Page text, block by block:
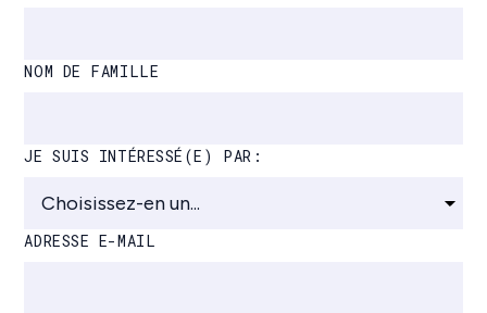
NOM DE FAMILLE
JE SUIS INTÉRESSÉ(E) PAR:
ADRESSE E-MAIL